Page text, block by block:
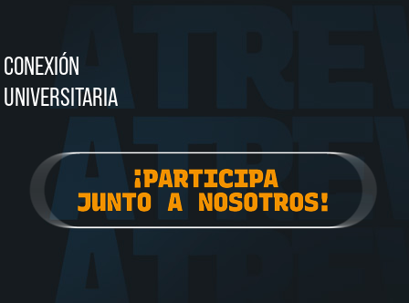
CONEXIÓN
UNIVERSITARIA